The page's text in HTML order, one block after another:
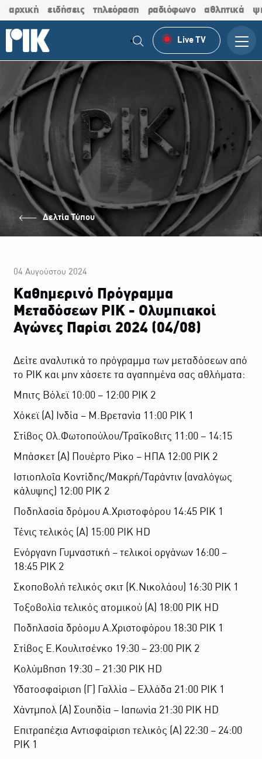
αρχική ειδήσεις τηλεόραση ραδιόφωνο αθλητικά
Live TV
Δελτία Τύπου
04 Αυγούστου 2024
Καθημερινό Πρόγραμμα
Μεταδόσεων ΡΙΚ - Ολυμπιακοί
Αγώνες Παρίσι 2024 (04/08)
Δείτε αναλυτικά το πρόγραμμα των μεταδόσεων από
το ΡΙΚ και μην χάσετε τα αγαπημένα σας αθλήματα:
Μπιτς Βόλεϊ 10:00 – 12:00 ΡΙΚ 2
Χόκεϊ (Α) Ινδία – Μ.Βρετανία 11:00 ΡΙΚ 1
Στίβος Ολ.Φωτοπούλου/Τραΐκοβιτς 11:00 – 14:15
Μπάσκετ (Α) Πουέρτο Ρίκο – ΗΠΑ 12:00 ΡΙΚ 2
Ιστιοπλοΐα Κοντίδης/Μακρή/Ταράντιν (αναλόγως
κάλυψης) 12:00 ΡΙΚ 2
Ποδηλασία δρόμου Α.Χριστοφόρου 14:45 ΡΙΚ 1
Τένις τελικός (Α) 15:00 ΡΙΚ HD
Ενόργανη Γυμναστική – τελικοί οργάνων 16:00 –
18:45 ΡΙΚ 2
Σκοποβολή τελικός σκιτ (Κ.Νικολάου) 16:30 ΡΙΚ 1
Τοξοβολία τελικός ατομικού (Α) 18:00 ΡΙΚ HD
Ποδηλασία δρόομυ Α.Χριστοφόρου 18:30 ΡΙΚ 1
Στίβος Ε.Κουλιτσένκο 19:30 – 23:00 ΡΙΚ 2
Κολύμβηση 19:30 – 21:30 ΡΙΚ HD
Υδατοσφαίριση (Γ) Γαλλία – Ελλάδα 21:00 ΡΙΚ 1
Χάντμπολ (Α) Σουηδία – Ιαπωνία 21:30 ΡΙΚ HD
Επιτραπέζια Αντισφαίριση τελικός (Α) 22:30 – 24:00
ΡΙΚ 1